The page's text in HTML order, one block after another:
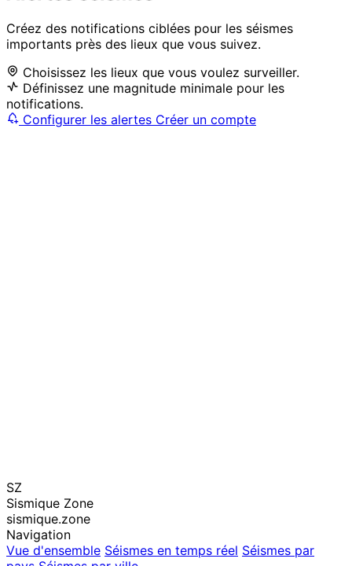
Créez des notifications ciblées pour les séismes
importants près des lieux que vous suivez.
Choisissez les lieux que vous voulez surveiller.
Définissez une magnitude minimale pour les
notifications.
Configurer les alertes Créer un compte
SZ
Sismique Zone
sismique.zone
Navigation
Vue d'ensemble Séismes en temps réel Séismes par